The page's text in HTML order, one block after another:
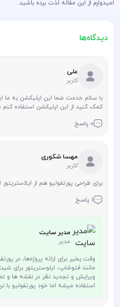
امیدوارم از این مقاله لذت برده باشید.
دیدگاه‌ها
علی
کاربر
با سلام خدمت شما این اپلیکشن به ما
کمک کنید از این اپلیکشن استفاده
0 پاسخ
مهسا شکوری
کاربر
برای طراحی پورتفولیو هم از
1 پاسخ
مدیر سایت
مدیر
وقت بخیر برای ارائه پروژه‌ها، در
مانند فتوشاپ، ایلوستریتور برای
ویرایش و تجدید نظر در نقشه ها و
استفاده میشه اما خود پورتفولیو با